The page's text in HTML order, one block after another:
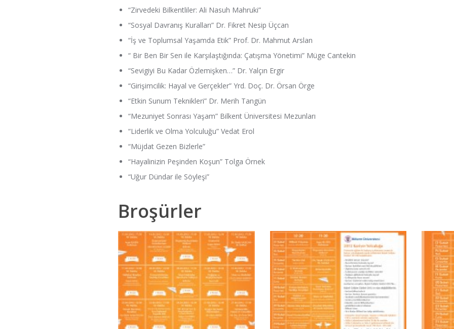
“Zirvedeki Bilkentliler: Ali Nasuh Mahruki”
“Sosyal Davranış Kuralları” Dr. Fikret Nesip Üçcan
“İş ve Toplumsal Yaşamda Etik” Prof. Dr. Mahmut Arslan
“ Bir Ben Bir Sen ile Karşılaştığında: Çatışma Yönetimi” Müge Cantekin
“Sevigiyi Bu Kadar Özlemişken…” Dr. Yalçın Ergir
“Girişimcilik: Hayal ve Gerçekler” Yrd. Doç. Dr. Örsan Örge
“Etkin Sunum Teknikleri” Dr. Merih Tangün
“Mezuniyet Sonrası Yaşam” Bilkent Üniversitesi Mezunları
“Liderlik ve Olma Yolculuğu” Vedat Erol
“Müjdat Gezen Bizlerle”
“Hayalinizin Peşinden Koşun” Tolga Örnek
“Uğur Dündar ile Söyleşi”
Broşürler